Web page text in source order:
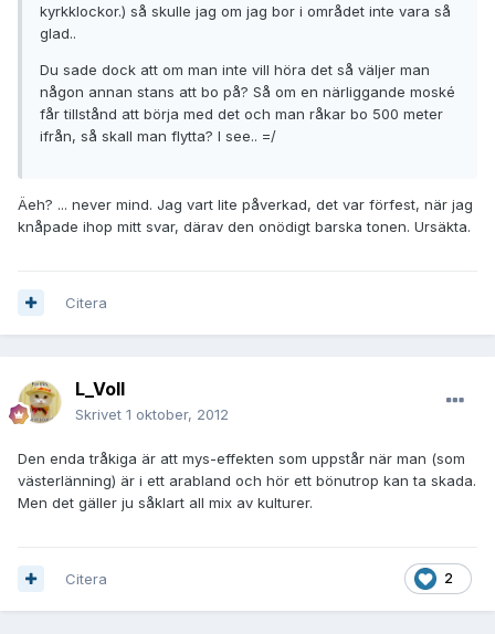
kyrkklockor.) så skulle jag om jag bor i området inte vara så
glad..
Du sade dock att om man inte vill höra det så väljer man
någon annan stans att bo på? Så om en närliggande moské
får tillstånd att börja med det och man råkar bo 500 meter
ifrån, så skall man flytta? I see.. =/
Äeh? ... never mind. Jag vart lite påverkad, det var förfest, när jag
knåpade ihop mitt svar, därav den onödigt barska tonen. Ursäkta.
Citera
L_Voll
Skrivet 1 oktober, 2012
Den enda tråkiga är att mys-effekten som uppstår när man (som
västerlänning) är i ett arabland och hör ett bönutrop kan ta skada.
Men det gäller ju såklart all mix av kulturer.
2
Citera